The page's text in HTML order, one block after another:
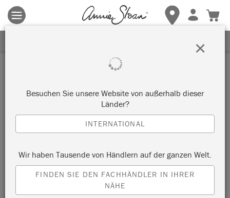
Es gelten die allgemeinen Geschäftsbedingungen.
hierfür weitere Informationen.
Inspiration
ATHENIAN BLACK UND
HOLZ SIDEBOARD
Besuchen Sie unsere Website von außerhalb dieser
Länder?
INTERNATIONAL
Wir haben Tausende von Händlern auf der ganzen Welt.
FINDEN SIE DEN FACHHÄNDLER IN IHRER
NÄHE
×